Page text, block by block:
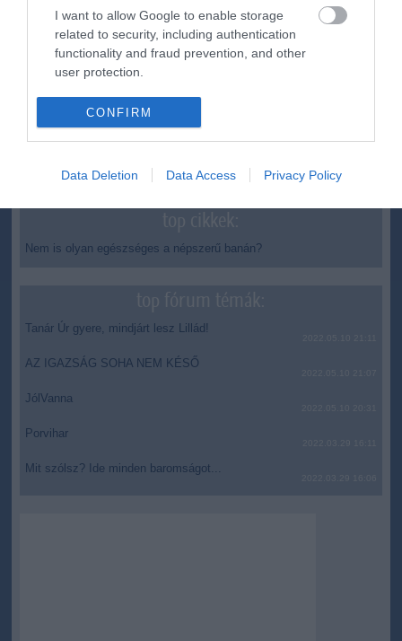
I want to allow Google to enable storage
related to security, including authentication
functionality and fraud prevention, and other
user protection.
CONFIRM
Data Deletion Data Access Privacy Policy
delegáltját a Médiatanácsba
Egész héten meleg, napos idő várható
Tanács Zoltán: kormány-előterjesztés készül a
Vegyszeradagolási probléma miatt kórházba került az Igali
Gyógyfürdő több vendége
Fesztiválra
Nem is olyan egészséges a népszerű banán?
Tanár Úr gyere, mindjárt lesz Lillád!
AZ IGAZSÁG SOHA NEM KÉSŐ
JólVanna
Porvihar
Mit szólsz? Ide minden baromságot...